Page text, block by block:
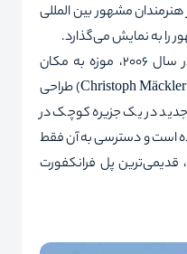
مشهور بین المللی
را به نمایش می‌گذارد.
پس از تغییر مکان‌های مختلف، در سال 2006، موزه به مکان
Christoph Mäckler) طراحی
در یک جزیره کوچک در
است و دسترسی به آن فقط
قدیمی‌ترین پل فرانکفورت